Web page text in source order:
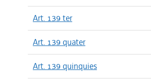
Art. 139 ter
Art. 139 quater
Art. 139 quinquies